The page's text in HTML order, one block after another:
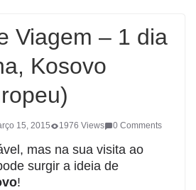
Viagem – 1 dia
Kosovo
15, 2015 1976 Views 0 Comments
mas na sua visita ao
surgir a ideia de
!